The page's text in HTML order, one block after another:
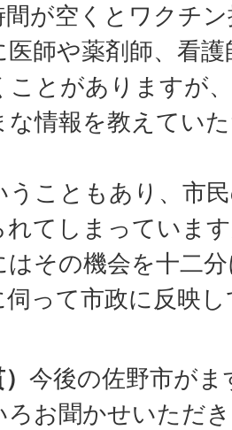
が空くとワクチ
師や薬剤師、看
ことがありますが
な情報を教えてい
うこともあり、市
れてしまっていま
その機会を十二
伺って市政に反映
今後の佐野市が
ろお聞かせいただ